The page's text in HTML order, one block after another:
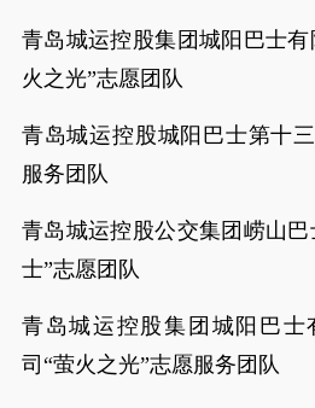
青岛城运控股集团城阳巴士
火之光”志愿团队
青岛城运控股城阳巴士第十
服务团队
青岛城运控股公交集团崂山
士”志愿团队
青岛城运控股集团城阳巴士
司“萤火之光”志愿服务团队